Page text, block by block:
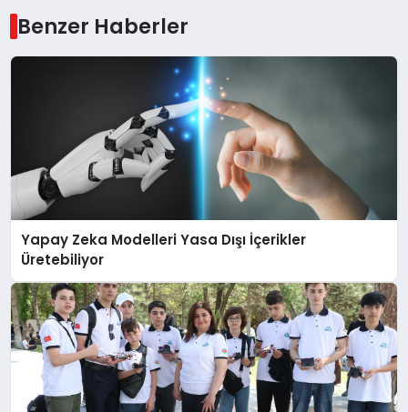
Benzer Haberler
Yapay Zeka Modelleri Yasa Dışı İçerikler
Üretebiliyor